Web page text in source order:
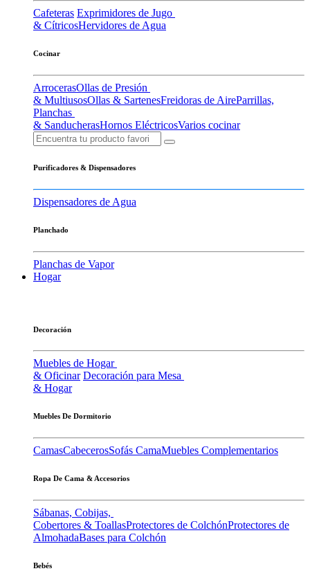
Cafeteras Exprimidores de Jugo
& CítricosHervidores de Agua
Cocinar
ArrocerasOllas de Presión
& MultiusosOllas & SartenesFreidoras de AireParrillas,
Planchas
& SanducherasHornos EléctricosVarios cocinar
Purificadores & Dispensadores
Dispensadores de Agua
Planchado
Planchas de Vapor
Hogar
Decoración
Muebles de Hogar
& Oficinar Decoración para Mesa
& Hogar
Muebles De Dormitorio
CamasCabecerosSofás CamaMuebles Complementarios
Ropa De Cama & Accesorios
Sábanas, Cobijas,
Cobertores & ToallasProtectores de ColchónProtectores de
AlmohadaBases para Colchón
Bebés